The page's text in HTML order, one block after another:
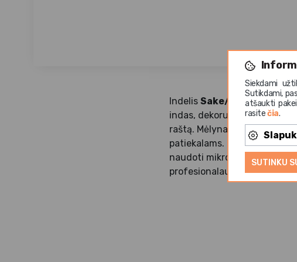
Siekdami
Sutikdami,
atšaukti
rasitečia.
SUTINKU
Indelis Sake/arbatai
indas, dekoruotas
raštą. Mėlynas tonas ir
patiekalams. Porcelianas
naudoti mikrobangų
profesionalaus HoReCa